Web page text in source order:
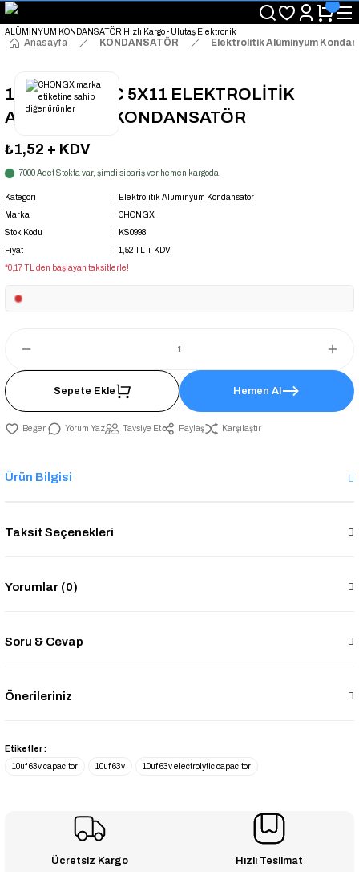
"Saat 14:00'a Kadar Verilen Siparişlerde Aynı Gün Kargo Avantajı!
"Binlerce Ürün Çeşitliliği ile Stoktan Hemen Teslim."
"Toptan Fiyatına Perakende Satış Avantajını Kaçırmayın!"
Anasayfa KONDANSATÖR Elektrolitik Alüminyum
10UF 63V 105C 5X11 ELEKTROLİTİK
ALÜMİNYUM KONDANSATÖR
₺1,52 + KDV
7000 Adet Stokta var, şimdi sipariş ver hemen kargoda
Kategori
Elektrolitik Alüminyum Kondansatör
Marka
CHONGX
Stok Kodu
KS0998
Fiyat
1,52 TL + KDV
*0,17 TL den başlayan taksitlerle!
Sepete Ekle Hemen Al
Yorum Yaz Tavsiye Et Paylaş Karşılaştır
Ürün Bilgisi
Taksit Seçenekleri
Yorumlar (0)
Soru & Cevap
Önerileriniz
Etiketler :
10uf 63v capacitor
10uf 63v 10uf 63v electrolytic capacitor
Ücretsiz Kargo Hızlı Teslimat